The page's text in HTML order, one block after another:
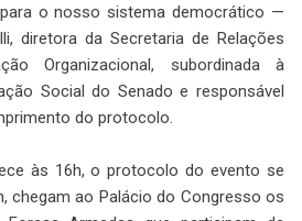
o nosso sistema democrático —
diretora da Secretaria de Relações
Organizacional, subordinada à
Social do Senado e responsável
do protocolo.
às 16h, o protocolo do evento se
chegam ao Palácio do Congresso os